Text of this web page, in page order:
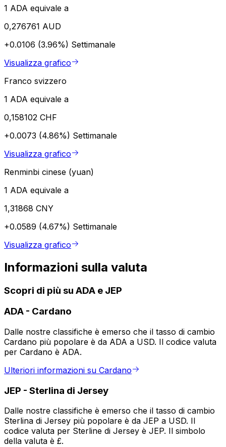
1 ADA equivale a
0,276761 AUD
+0.0106 (3.96%) Settimanale
Visualizza grafico
Franco svizzero
1 ADA equivale a
0,158102 CHF
+0.0073 (4.86%) Settimanale
Visualizza grafico
Renminbi cinese (yuan)
1 ADA equivale a
1,31868 CNY
+0.0589 (4.67%) Settimanale
Visualizza grafico
Informazioni sulla valuta
Scopri di più su ADA e JEP
ADA - Cardano
Dalle nostre classifiche è emerso che il tasso di cambio
Cardano più popolare è da ADA a USD. Il codice valuta
per Cardano è ADA.
Ulteriori informazioni su Cardano
JEP - Sterlina di Jersey
Dalle nostre classifiche è emerso che il tasso di cambio
Sterlina di Jersey più popolare è da JEP a USD. Il
codice valuta per Sterline di Jersey è JEP. Il simbolo
della valuta è £.